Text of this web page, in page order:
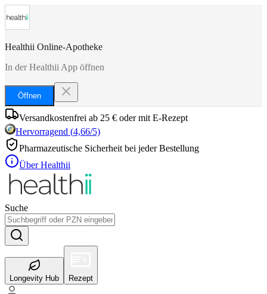
Healthii Online-Apotheke
In der Healthii App öffnen
Öffnen
Versandkostenfrei ab 25 € oder mit E-Rezept
Hervorragend (4,66/5)
Pharmazeutische Sicherheit bei jeder Bestellung
Über Healthii
Suche
Longevity Hub Rezept